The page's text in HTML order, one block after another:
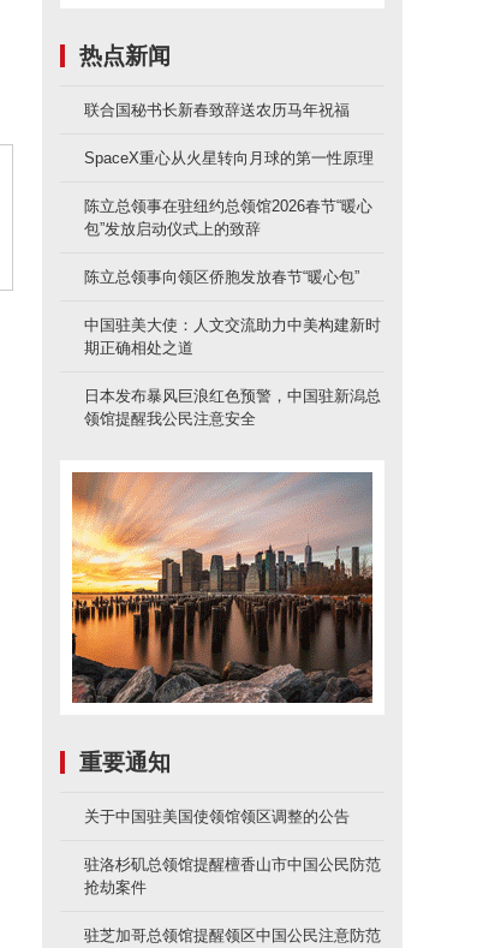
热点新闻
联合国秘书长新春致辞送农历马年祝福
SpaceX重心从火星转向月球的第一性原理
陈立总领事在驻纽约总领馆2026春节“暖心
包”发放启动仪式上的致辞
陈立总领事向领区侨胞发放春节“暖心包”
中国驻美大使：人文交流助力中美构建新时
期正确相处之道
日本发布暴风巨浪红色预警，中国驻新潟总
领馆提醒我公民注意安全
重要通知
关于中国驻美国使领馆领区调整的公告
驻洛杉矶总领馆提醒檀香山市中国公民防范
抢劫案件
驻芝加哥总领馆提醒领区中国公民注意防范